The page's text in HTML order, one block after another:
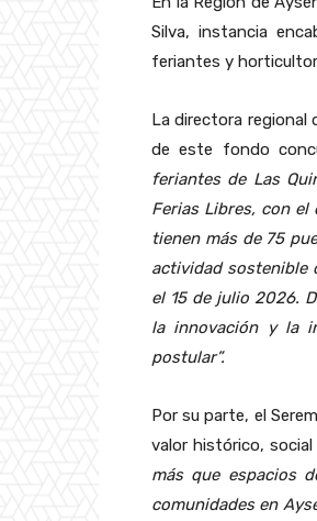
Silva, instancia
feriantes y
La directora
de este fondo
feriantes de Las
Ferias Libres, con
tienen más de 75
actividad sostenible
el 15 de julio 2026.
la innovación y la
postular”.
Por su parte, el
valor histórico,
más que espacios
comunidades en